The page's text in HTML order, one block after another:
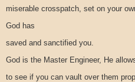
miserable crosspatch, set on your
God has
saved and sanctified you.
God is the Master Engineer, He
to see if you can vault over them